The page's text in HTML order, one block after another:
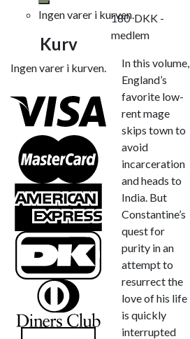
Ingen varer i kurven.
Kurv
Ingen varer i kurven.
180DKK -
medlem
In this volume,
England’s
favorite low-
rent mage
skips town to
avoid
incarceration
and heads to
India. But
Constantine’s
quest for
purity in an
attempt to
resurrect the
love of his life
is quickly
interrupted